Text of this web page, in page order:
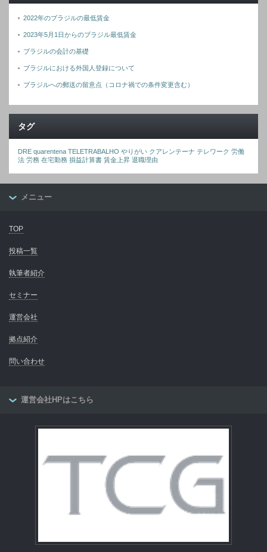
2022年のブラジルの最低賃金
2023年5月1日からのブラジル最低賃金
ブラジルの会計の基礎
ブラジルにおける外国人登録について
ブラジルへの郵送の留意点（コロナ禍での条件変更含む）
タグ
DRE quarentena TELETRABALHO やりがい クアレンテーナ テレワーク 労働
法 労務 在宅勤務 損益計算書 賃金上昇 退職理由
メニュー
TOP
投稿一覧
執筆者紹介
セミナー
運営会社
拠点紹介
問い合わせ
運営会社HPはこちら